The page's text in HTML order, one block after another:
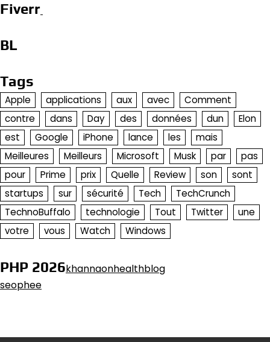
Fiverr
BL
Tags
Apple applications aux avec
Comment
contre
dans Day des données dun
Elon
est
Google iPhone lance les
mais
Meilleures
Meilleurs Microsoft Musk par
pas
pour
Prime prix Quelle Review son
sont
startups
sur sécurité Tech
TechCrunch
TechnoBuffalo
technologie Tout Twitter
une
votre
vous Watch Windows
PHP 2026khannaonhealthblog
seophee